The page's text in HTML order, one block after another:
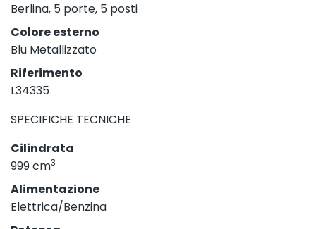
Berlina, 5 porte, 5 posti
Colore esterno
Blu Metallizzato
Riferimento
L34335
SPECIFICHE TECNICHE
Cilindrata
999 cm3
Alimentazione
Elettrica/Benzina